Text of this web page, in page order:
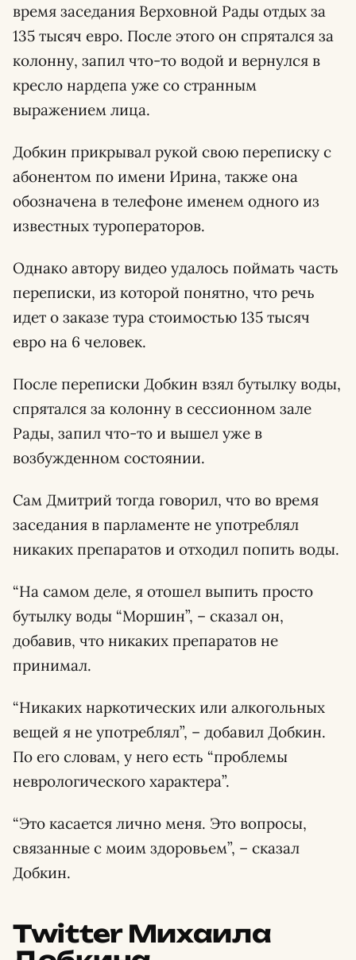
время заседания Верховной Рады отдых за
135 тысяч евро. После этого он спрятался за
колонну, запил что-то водой и вернулся в
кресло нардепа уже со странным
выражением лица.
Добкин прикрывал рукой свою переписку с
абонентом по имени Ирина, также она
обозначена в телефоне именем одного из
известных туроператоров.
Однако автору видео удалось поймать часть
переписки, из которой понятно, что речь
идет о заказе тура стоимостью 135 тысяч
евро на 6 человек.
После переписки Добкин взял бутылку воды,
спрятался за колонну в сессионном зале
Рады, запил что-то и вышел уже в
возбужденном состоянии.
Сам Дмитрий тогда говорил, что во время
заседания в парламенте не употреблял
никаких препаратов и отходил попить воды.
“На самом деле, я отошел выпить просто
бутылку воды “Моршин”, – сказал он,
добавив, что никаких препаратов не
принимал.
“Никаких наркотических или алкогольных
вещей я не употреблял”, – добавил Добкин.
По его словам, у него есть “проблемы
неврологического характера”.
“Это касается лично меня. Это вопросы,
связанные с моим здоровьем”, – сказал
Добкин.
Twitter Михаила